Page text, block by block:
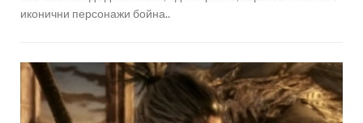
иконични персонажи бойна..